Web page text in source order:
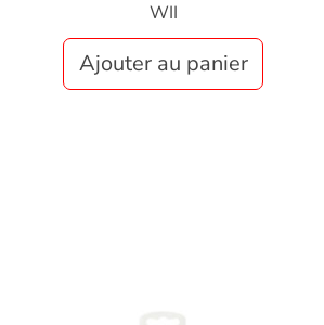
WII
Ajouter au panier